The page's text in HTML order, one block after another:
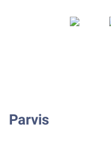
Parvis